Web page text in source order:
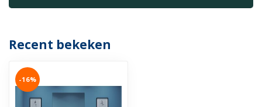
Recent bekeken
-16%